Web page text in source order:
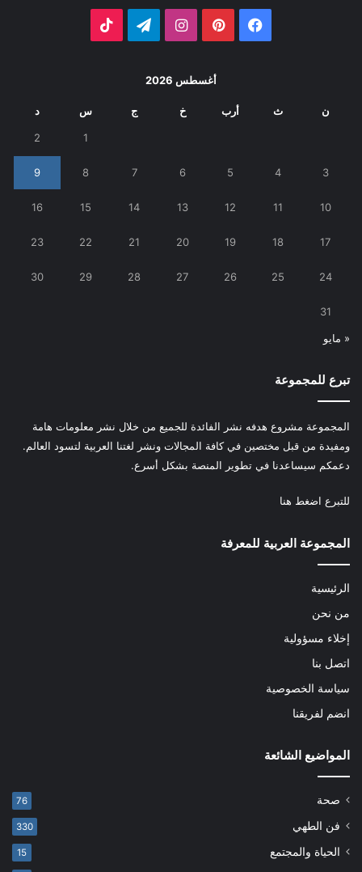
فيسبوك بينتيريستانستقرامتيلقرام
أغسطس 2026
ن ث أرب خ ج س د
1
2
3
4
5
6
7
8
9
10
11
12
13
14
15
16
17
18
19
20
21
22
23
24
25
26
27
28
29
30
31
« مايو
تبرع للمجموعة
المجموعة مشروع هدفه نشر الفائدة للجميع من خلال نشر معلومات هامة
ومفيدة من قبل مختصين في كافة المجالات ونشر لغتنا العربية لتسود العالم.
دعمكم سيساعدنا في تطوير المنصة بشكل أسرع.
للتبرع اضغط هنا
المجموعة العربية للمعرفة
الرئيسية
من نحن
إخلاء مسؤولية
اتصل بنا
سياسة الخصوصية
انضم لفريقنا
المواضيع الشائعة
صحة 76
فن الطهي 330
الحياة والمجتمع 15